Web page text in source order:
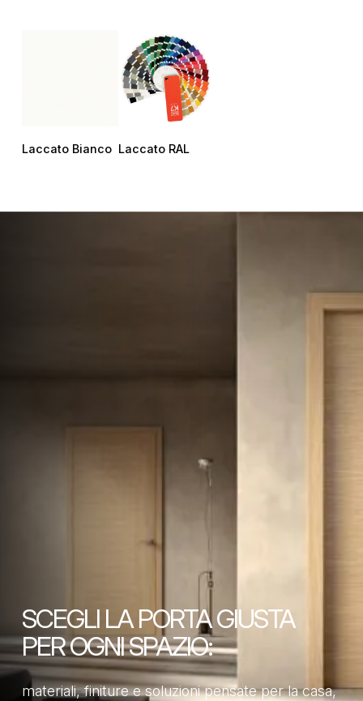
Laccato Bianco Laccato RAL
SCEGLI LA PORTA GIUSTA
PER OGNI SPAZIO:
materiali, finiture e soluzioni pensate per la casa,